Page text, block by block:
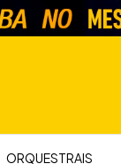
ORQUESTRAIS